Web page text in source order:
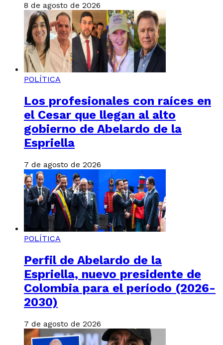
8 de agosto de 2026
POLÍTICA
Los profesionales con raíces en
el Cesar que llegan al alto
gobierno de Abelardo de la
Espriella
7 de agosto de 2026
POLÍTICA
Perfil de Abelardo de la
Espriella, nuevo presidente de
Colombia para el período (2026-
2030)
7 de agosto de 2026